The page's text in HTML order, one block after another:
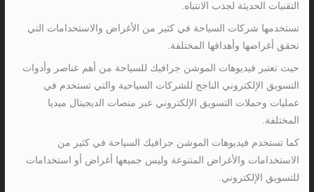
التقنيات الحديثة لجذب الانتباه.
تستخدمها شركات السياحة في كثير من الأغراض والاستخدامات التي
تحقق أغراضها وأهدافها المختلفة.
حيث تعتبر فيديوهات الموشن جرافيك للسياحة من أهم عناصر وأدوات
التسويق الإلكتروني الناجح للشركات السياحية والتي تستخدم في
عمليات وحملات التسويق الإلكتروني عبر منصات الديجيتال ميديا
المختلفة.
كما تستخدم فيديوهات الموشن جرافيك السياحة في كثير من
الاستخدامات والأغراض المتنوعة وليس جميعها أغراض أو استخدامات
للتسويق الإلكتروني.